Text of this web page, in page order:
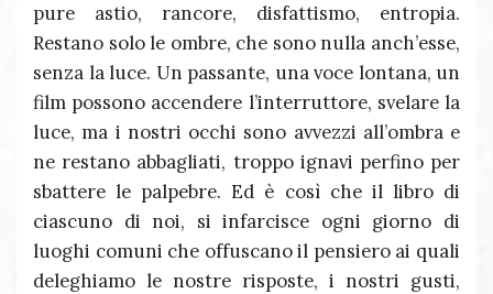
pure astio, rancore, disfattismo, entropia.
Restano solo le ombre, che sono nulla anch’esse,
senza la luce. Un passante, una voce lontana, un
film possono accendere l’interruttore, svelare la
luce, ma i nostri occhi sono avvezzi all’ombra e
ne restano abbagliati, troppo ignavi perfino per
sbattere le palpebre. Ed è così che il libro di
ciascuno di noi, si infarcisce ogni giorno di
luoghi comuni che offuscano il pensiero ai quali
deleghiamo le nostre risposte, i nostri gusti,